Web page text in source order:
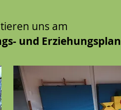
uns am
und Erziehungsplan